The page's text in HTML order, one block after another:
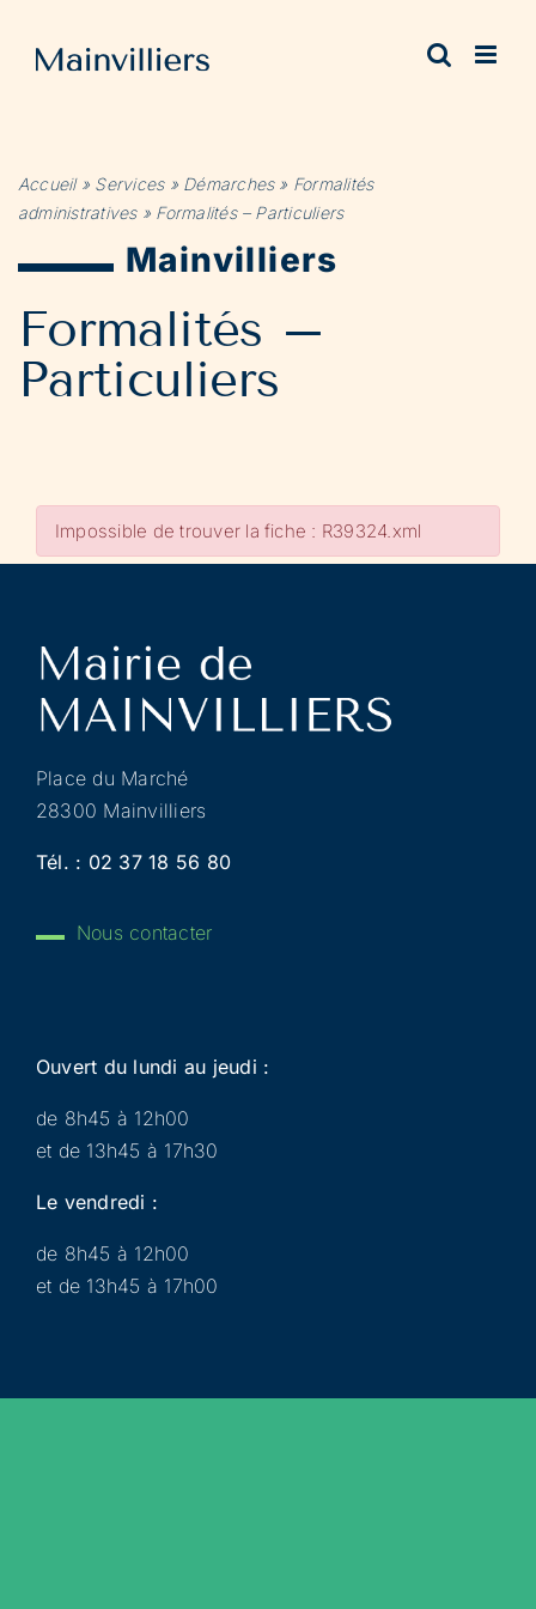
contenu
Accueil» Services» Démarches» Formalités
administratives» Formalités – Particuliers
Mainvilliers
Formalités –
Particuliers
Impossible de trouver la fiche : R39324.xml
Place du Marché
28300 Mainvilliers
Tél. : 02 37 18 56 80
Nous contacter
Ouvert du lundi au jeudi :
de 8h45 à 12h00
et de 13h45 à 17h30
Le vendredi :
de 8h45 à 12h00
et de 13h45 à 17h00